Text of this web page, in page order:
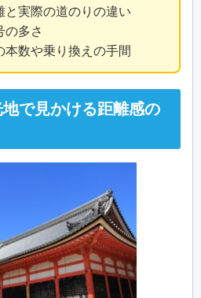
と実際の道のりの違い
の多さ
本数や乗り換えの手間
で見かける距離感の